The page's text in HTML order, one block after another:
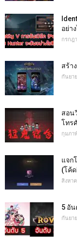
อย่า
กรกฎ
สร้า
กันยา
สอน
โทร
กุมภา
แจก
(โค้
สิงหา
5 อัน
กันยา